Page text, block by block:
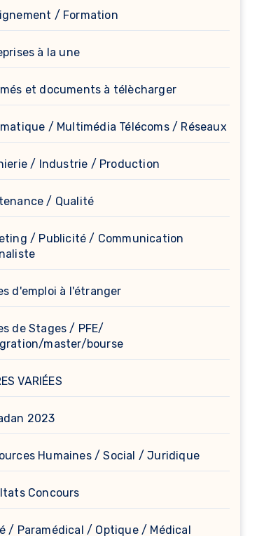
/ Formation
à la une
et documents à télècharger
/ Multimédia Télécoms / Réseaux
/ Industrie / Production
/ Qualité
/ Publicité / Communication
d'emploi à l'étranger
de Stages / PFE/
master/bourse
VARIÉES
2023
Humaines / Social / Juridique
Concours
/ Paramédical / Optique / Médical